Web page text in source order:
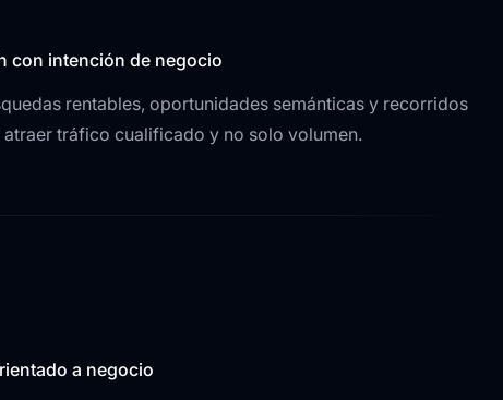
con intención de negocio
rentables, oportunidades semánticas y recorridos
tráfico cualificado y no solo volumen.
a negocio